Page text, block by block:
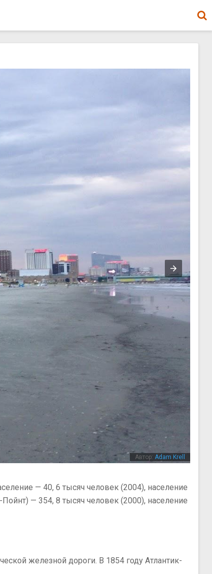
Автор: Adam Krell
— 40, 6 тысяч человек (2004), население
— 354, 8 тысяч человек (2000), население
железной дороги. В 1854 году Атлантик-